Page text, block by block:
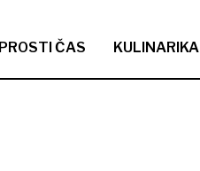
PROSTI ČAS KULINARIKA